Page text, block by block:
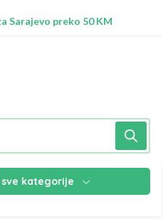
Sarajevo preko 50 KM
kategorije